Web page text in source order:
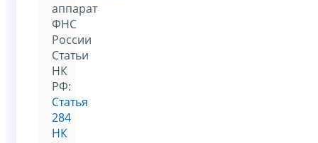
аппарат
ФНС
России
Статьи
НК
РФ:
Статья
284
НК